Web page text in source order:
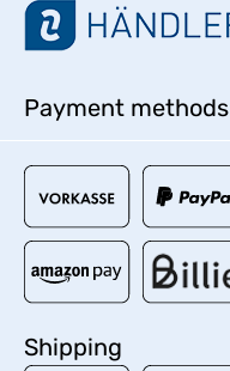
Payment methods
Shipping